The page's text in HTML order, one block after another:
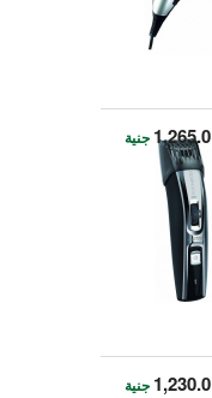
1,265.0 جنية
1,230.0 جنية